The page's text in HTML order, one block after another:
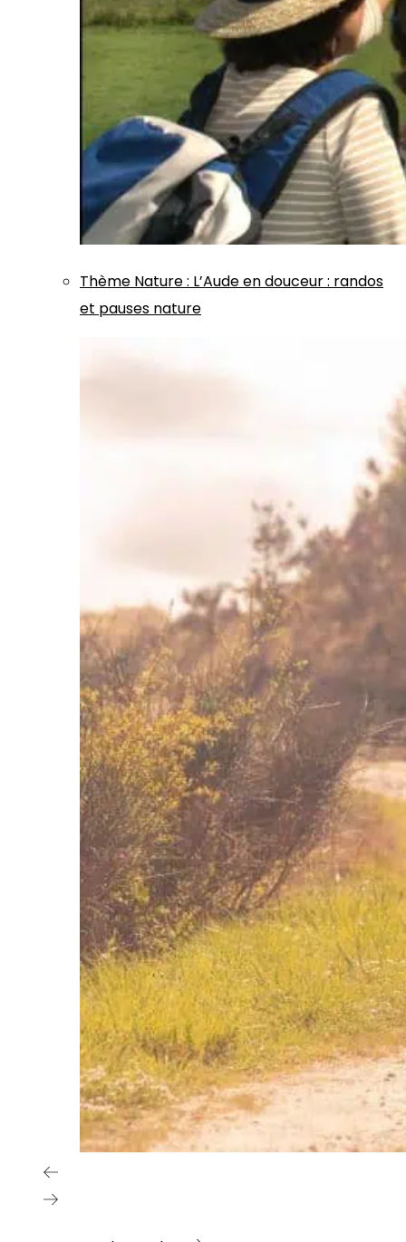
Thème Nature: L’Aude en douceur : randos
et pauses nature